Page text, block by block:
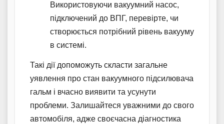
Використовуючи вакуумний насос,
підключений до ВПГ, перевірте, чи
створюється потрібний рівень вакууму
в системі.
Такі дії допоможуть скласти загальне
уявлення про стан вакуумного підсилювача
гальм і вчасно виявити та усунути
проблеми. Залишайтеся уважними до свого
автомобіля, адже своєчасна діагностика